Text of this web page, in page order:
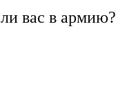
вас в армию?